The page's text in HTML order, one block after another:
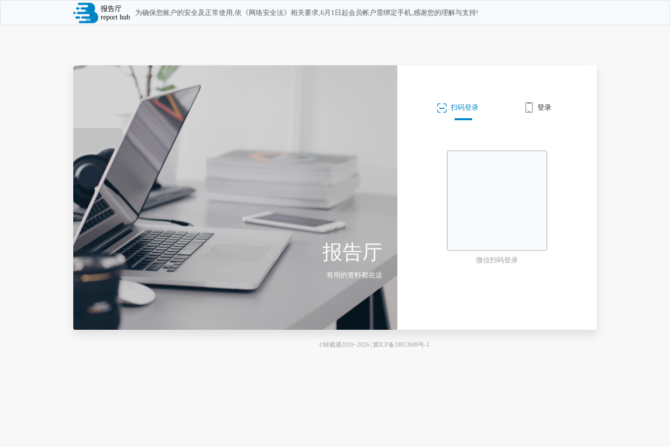
报告厅
report hub
为确保您账户的安全及正常使用,依《网络安全法》相关要求,6月1日起会员帐户需绑定手机,感谢您的理解与支持!
报告厅
有用的资料都在这
扫码登录 登录
微信扫码登录
©转载通2019~2026 | 冀ICP备19013699号-1